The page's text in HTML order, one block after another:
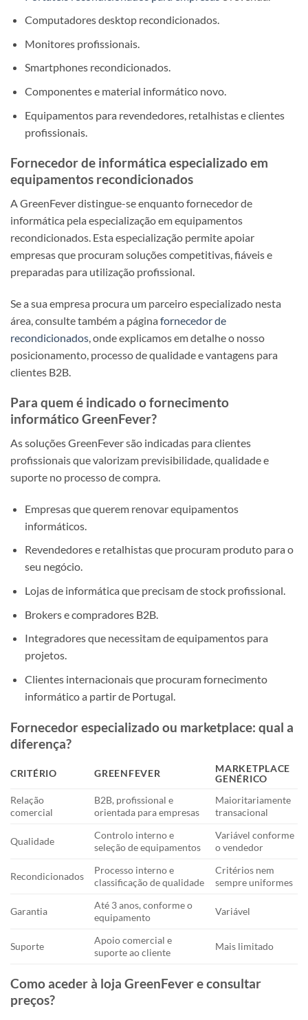
Computadores desktop recondicionados.
Monitores profissionais.
Smartphones recondicionados.
Componentes e material informático novo.
Equipamentos para revendedores, retalhistas e clientes
profissionais.
Fornecedor de informática especializado em
equipamentos recondicionados
A GreenFever distingue-se enquanto fornecedor de
informática pela especialização em equipamentos
recondicionados. Esta especialização permite apoiar
empresas que procuram soluções competitivas, fiáveis e
preparadas para utilização profissional.
Se a sua empresa procura um parceiro especializado nesta
área, consulte também a página fornecedor de
recondicionados , onde explicamos em detalhe o nosso
posicionamento, processo de qualidade e vantagens para
clientes B2B.
Para quem é indicado o fornecimento
informático GreenFever?
As soluções GreenFever são indicadas para clientes
profissionais que valorizam previsibilidade, qualidade e
suporte no processo de compra.
Empresas que querem renovar equipamentos
informáticos.
Revendedores e retalhistas que procuram produto para o
seu negócio.
Lojas de informática que precisam de stock profissional.
Brokers e compradores B2B.
Integradores que necessitam de equipamentos para
projetos.
Clientes internacionais que procuram fornecimento
informático a partir de Portugal.
Fornecedor especializado ou marketplace: qual a
diferença?
CRITÉRIO GREENFEVER
MARKETPLACE
GENÉRICO
Relação
comercial
B2B, profissional e
orientada para empresas
Maioritariamente
transacional
Qualidade
Controlo interno e
seleção de equipamentos
Variável conforme
o vendedor
Recondicionados
Processo interno e
classificação de qualidade
Critérios nem
sempre uniformes
Garantia
Até 3 anos, conforme o
equipamento
Variável
Suporte
Apoio comercial e
suporte ao cliente
Mais limitado
Como aceder à loja GreenFever e consultar
preços?